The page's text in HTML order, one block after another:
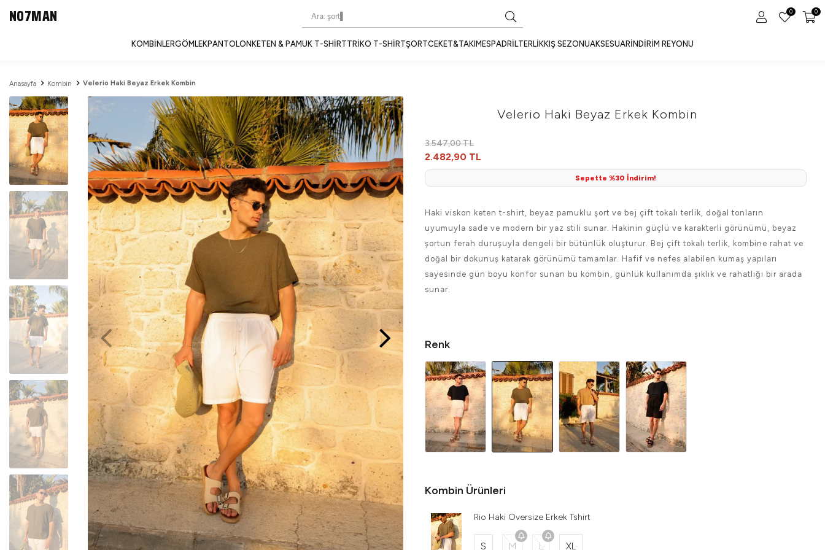
NO7MAN 0 0
KOMBINLERGÖMLEKPANTOLON KETEN & PAMUK T-SHIRTTRIKO T-SHIRTŞORTCEKET&TAKIM ESPADRILTERLIKKIŞ SEZONUAKSESUARİNDIRIM REYONU
Anasayfa Kombin Velerio Haki Beyaz Erkek Kombin
Velerio Haki Beyaz Erkek Kombin
3.547,00 TL
2.482,90 TL
Sepette %30 İndirim!
Haki viskon keten t-shirt, beyaz pamuklu şort ve bej çift tokalı terlik, doğal tonların
uyumuyla sade ve modern bir yaz stili sunar. Hakinin güçlü ve karakterli görünümü, beyaz
şortun ferah duruşuyla dengeli bir bütünlük oluşturur. Bej çift tokalı terlik, kombine rahat ve
doğal bir dokunuş katarak görünümü tamamlar. Hafif ve nefes alabilen kumaş yapıları
sayesinde gün boyu konfor sunan bu kombin, günlük kullanımda şıklık ve rahatlığı bir arada
sunar.
Renk
Kombin Ürünleri
Rio Haki Oversize Erkek Tshirt
S M L XL